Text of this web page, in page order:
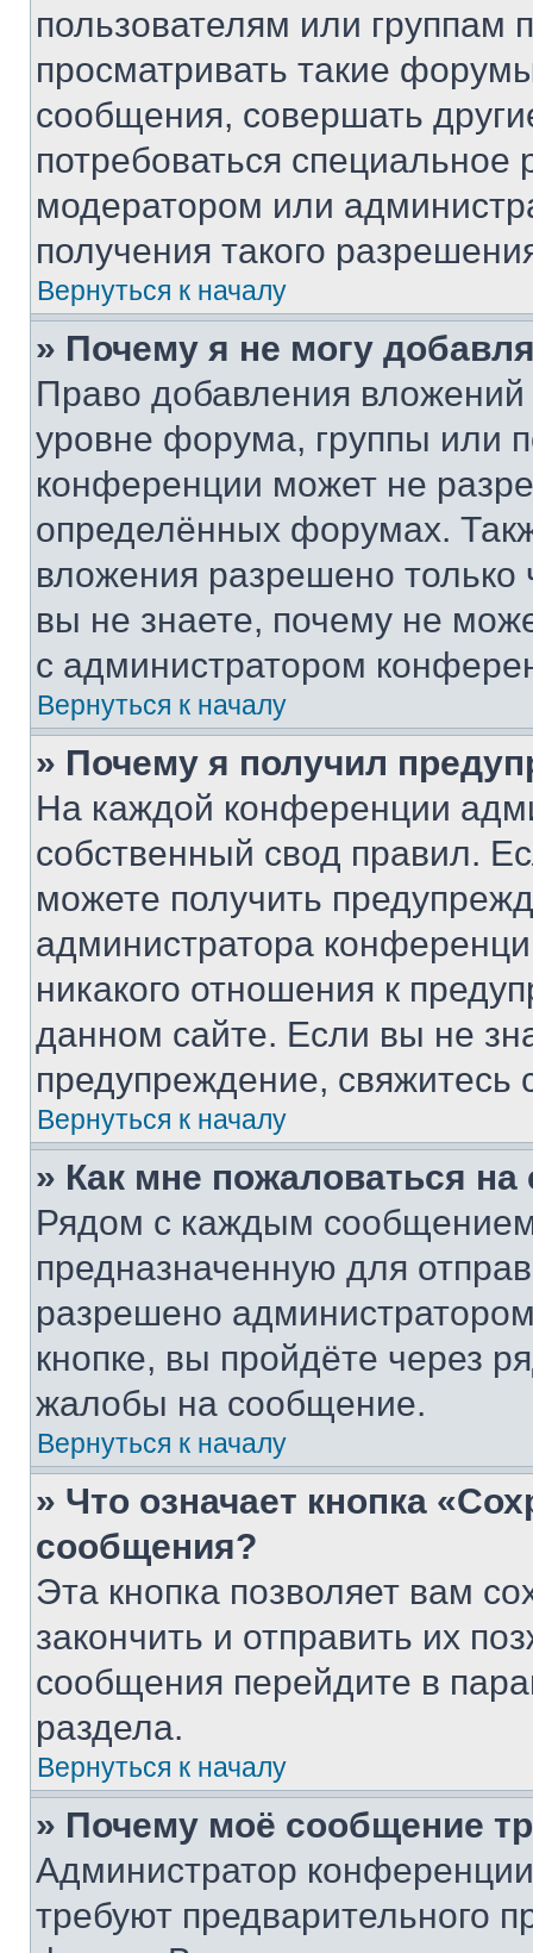
пользователям или группам
просматривать такие
сообщения, совершать
потребоваться
модератором или
получения такого
Вернуться к началу
» Почему я не могу
Право добавления
уровне форума, группы или
конференции может не
определённых форумах.
вложения разрешено
вы не знаете, почему не
с администратором
Вернуться к началу
» Почему я получил
На каждой конференции
собственный свод правил.
можете получить
администратора
никакого отношения к
данном сайте. Если вы не
предупреждение,
Вернуться к началу
» Как мне пожаловаться
Рядом с каждым сообщением
предназначенную для
разрешено
кнопке, вы пройдёте через
жалобы на сообщение.
Вернуться к началу
» Что означает кнопка
сообщения?
Эта кнопка позволяет вам
закончить и отправить их
сообщения перейдите в
раздела.
Вернуться к началу
» Почему моё сообщение
Администратор
требуют предварительного